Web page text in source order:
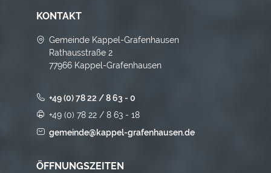
KONTAKT
Gemeinde Kappel-Grafenhausen
Rathausstraße 2
77966 Kappel-Grafenhausen
+49 (0) 78 22 / 8 63 - 0
+49 (0) 78 22 / 8 63 - 18
gemeinde@kappel-grafenhausen.de
ÖFFNUNGSZEITEN